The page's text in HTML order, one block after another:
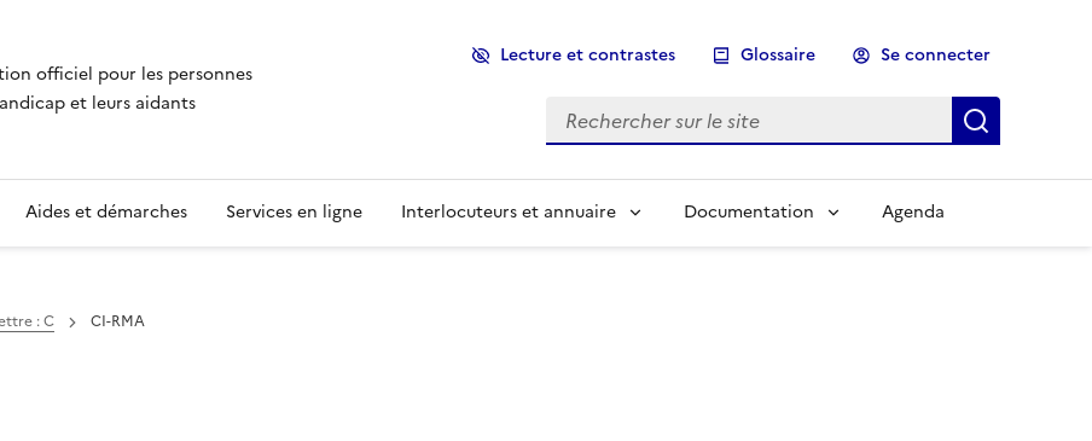
officiel pour les personnes
et leurs aidants
Lecture et contrastes Glossaire Se connecter
Rechercher sur le site
Aides et démarches Services en ligne Interlocuteurs et annuaire Documentation Agenda
: C CI-RMA